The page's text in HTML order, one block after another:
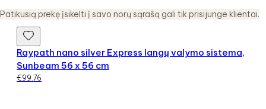
Patikusią prekę įsikelti į savo norų sąrašą gali tik prisijunge klientai.
Raypath nano silver Express langų valymo sistema,
Sunbeam 56 x 56 cm
€99.76